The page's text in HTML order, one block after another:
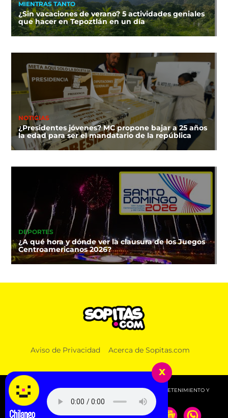
MIENTRAS TANTO
¿Sin vacaciones de verano? 5 actividades geniales
que hacer en Tepoztlán en un día
NOTICIAS
¿Presidentes jóvenes? MC propone bajar a 25 años
la edad para ser el mandatario de la república
DEPORTES
¿A qué hora y dónde ver la clausura de los Juegos
Centroamericanos 2026?
Aviso de Privacidad Acerca de Sopitas.com
© 2026 SOPITAS.COM - MÚSICA, NOTICIAS, DEPORTES, ENTRETENIMIENTO Y
MÁS!.
x